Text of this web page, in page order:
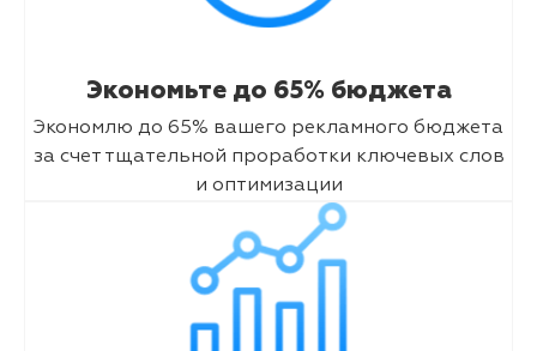
Экономьте до 65% бюджета
Экономлю до 65% вашего рекламного бюджета
за счет тщательной проработки ключевых слов
и оптимизации